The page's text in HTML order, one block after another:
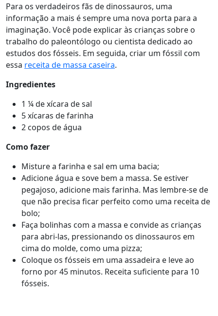
Para os verdadeiros fãs de dinossauros, uma
informação a mais é sempre uma nova porta para a
imaginação. Você pode explicar às crianças sobre o
trabalho do paleontólogo ou cientista dedicado ao
estudos dos fósseis. Em seguida, criar um fóssil com
essa receita de massa caseira.
Ingredientes
1 ¼ de xícara de sal
5 xícaras de farinha
2 copos de água
Como fazer
Misture a farinha e sal em uma bacia;
Adicione água e sove bem a massa. Se estiver
pegajoso, adicione mais farinha. Mas lembre-se de
que não precisa ficar perfeito como uma receita de
bolo;
Faça bolinhas com a massa e convide as crianças
para abri-las, pressionando os dinossauros em
cima do molde, como uma pizza;
Coloque os fósseis em uma assadeira e leve ao
forno por 45 minutos. Receita suficiente para 10
fósseis.